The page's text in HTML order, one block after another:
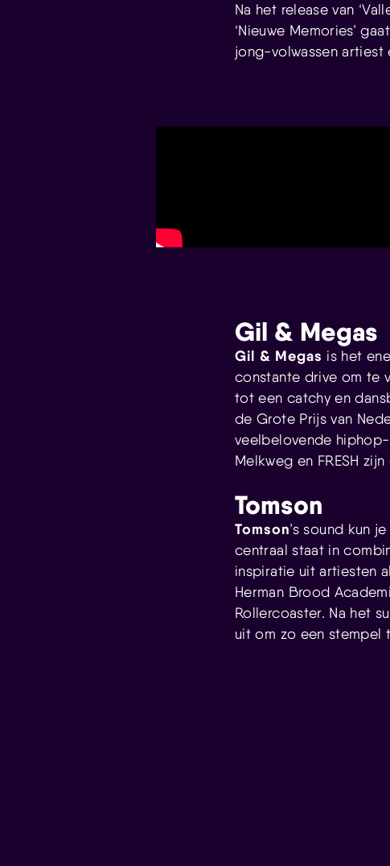
Na het release van
‘Nieuwe Memories’
jong-volwassen artiest
Gil & Megas
Gil & Megas is het
constante drive om te
tot een catchy en
de Grote Prijs van
veelbelovende
Melkweg en FRESH
Tomson
Tomson’s sound kun
centraal staat in
inspiratie uit artiesten
Herman Brood
Rollercoaster. Na het
uit om zo een stempel